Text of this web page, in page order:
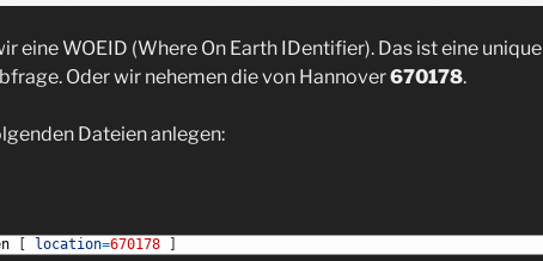
eine WOEID (Where On Earth IDentifier). Das ist eine unique
Oder wir nehemen die von Hannover670178.
Dateien anlegen:
location=670178